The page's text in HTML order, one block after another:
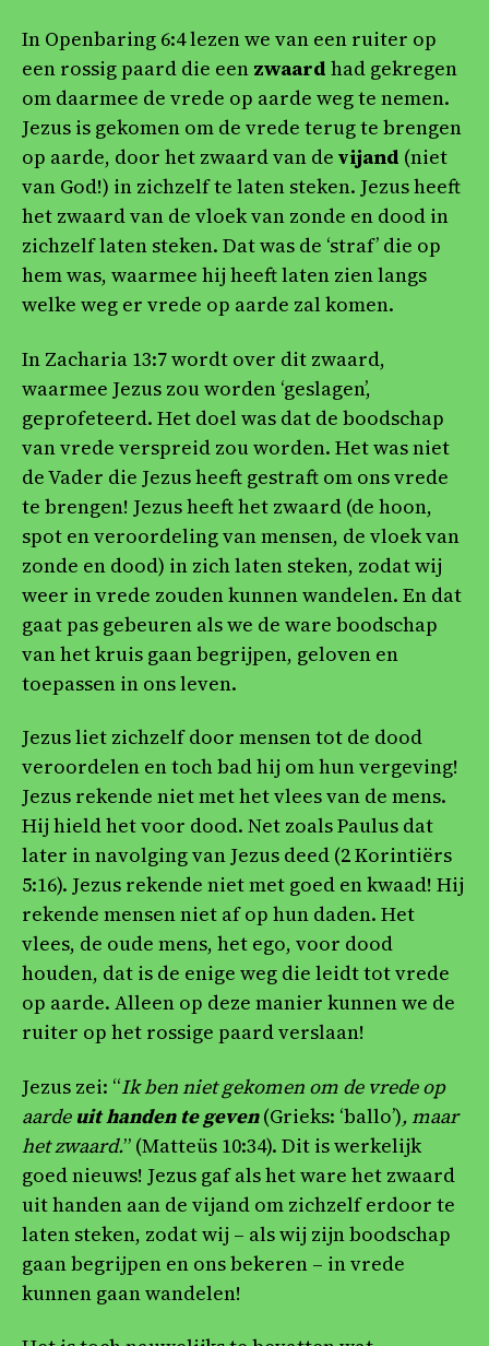
In Openbaring 6:4 lezen we van een ruiter op
een rossig paard die een zwaard had gekregen
om daarmee de vrede op aarde weg te nemen.
Jezus is gekomen om de vrede terug te brengen
op aarde, door het zwaard van de vijand (niet
van God!) in zichzelf te laten steken. Jezus heeft
het zwaard van de vloek van zonde en dood in
zichzelf laten steken. Dat was de ‘straf’ die op
hem was, waarmee hij heeft laten zien langs
welke weg er vrede op aarde zal komen.
In Zacharia 13:7 wordt over dit zwaard,
waarmee Jezus zou worden ‘geslagen’,
geprofeteerd. Het doel was dat de boodschap
van vrede verspreid zou worden. Het was niet
de Vader die Jezus heeft gestraft om ons vrede
te brengen! Jezus heeft het zwaard (de hoon,
spot en veroordeling van mensen, de vloek van
zonde en dood) in zich laten steken, zodat wij
weer in vrede zouden kunnen wandelen. En dat
gaat pas gebeuren als we de ware boodschap
van het kruis gaan begrijpen, geloven en
toepassen in ons leven.
Jezus liet zichzelf door mensen tot de dood
veroordelen en toch bad hij om hun vergeving!
Jezus rekende niet met het vlees van de mens.
Hij hield het voor dood. Net zoals Paulus dat
later in navolging van Jezus deed (2 Korintiërs
5:16). Jezus rekende niet met goed en kwaad! Hij
rekende mensen niet af op hun daden. Het
vlees, de oude mens, het ego, voor dood
houden, dat is de enige weg die leidt tot vrede
op aarde. Alleen op deze manier kunnen we de
ruiter op het rossige paard verslaan!
Jezus zei: “Ik ben niet gekomen om de vrede op
aarde uit handen te geven (Grieks: ‘ballo’), maar
het zwaard.” (Matteüs 10:34). Dit is werkelijk
goed nieuws! Jezus gaf als het ware het zwaard
uit handen aan de vijand om zichzelf erdoor te
laten steken, zodat wij – als wij zijn boodschap
gaan begrijpen en ons bekeren – in vrede
kunnen gaan wandelen!